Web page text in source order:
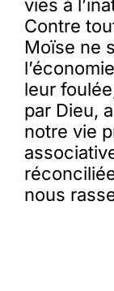
vies à
Contre
Moïse ne
leur
par Dieu,
notre vie
nous